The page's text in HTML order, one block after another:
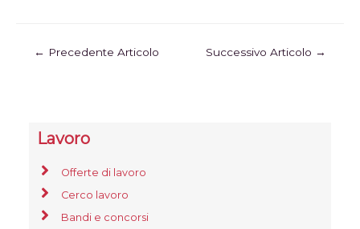
← Precedente Articolo Successivo Articolo →
Lavoro
Offerte di lavoro
Cerco lavoro
Bandi e concorsi